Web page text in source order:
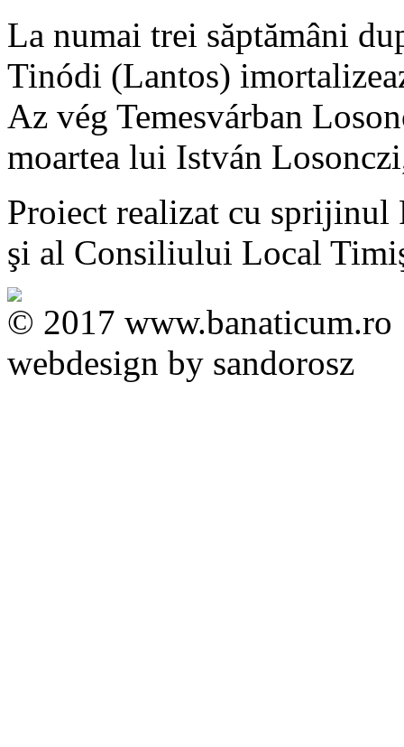
La numai trei săptămâni
Tinódi (Lantos)
Az vég Temesvárban
moartea lui István
Proiect realizat cu
şi al Consiliului Local
© 2017 www.banaticum.ro
webdesign by sandorosz